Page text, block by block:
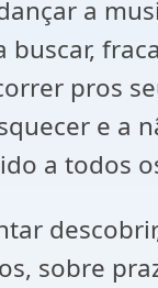
a
pros
e a
a todos
sobre